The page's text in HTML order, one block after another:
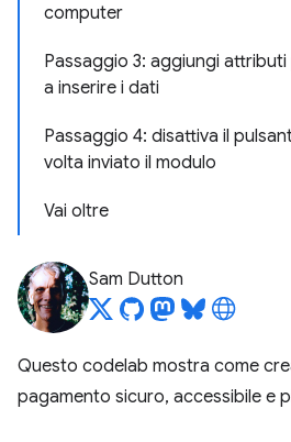
computer
Passaggio 3: aggiungi
a inserire i dati
Passaggio 4: disattiva il
volta inviato il modulo
Vai oltre
Sam Dutton
Questo codelab mostra come
pagamento sicuro, accessibile e